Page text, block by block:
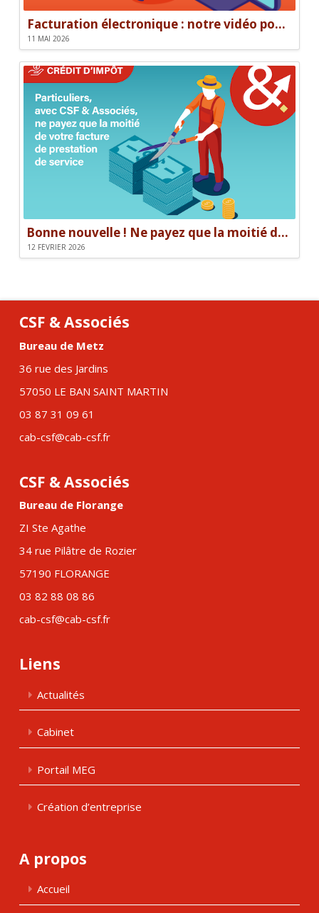
Facturation électronique : notre vidéo pour être prêt le 1er septembre
11 MAI 2026
Bonne nouvelle ! Ne payez que la moitié de votre facture.
12 FÉVRIER 2026
CSF & Associés
Bureau de Metz
36 rue des Jardins
57050 LE BAN SAINT MARTIN
03 87 31 09 61
cab-csf@cab-csf.fr
CSF & Associés
Bureau de Florange
ZI Ste Agathe
34 rue Pilâtre de Rozier
57190 FLORANGE
03 82 88 08 86
cab-csf@cab-csf.fr
Liens
Actualités
Cabinet
Portail MEG
Création d’entreprise
A propos
Accueil